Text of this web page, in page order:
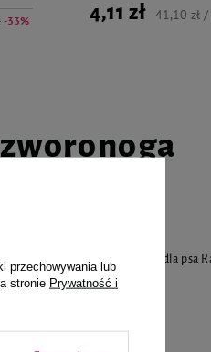
-33% 4,11 zł 41,10 zł
Mokra karma dla psa
przechowywania lub
stronie Prywatność i